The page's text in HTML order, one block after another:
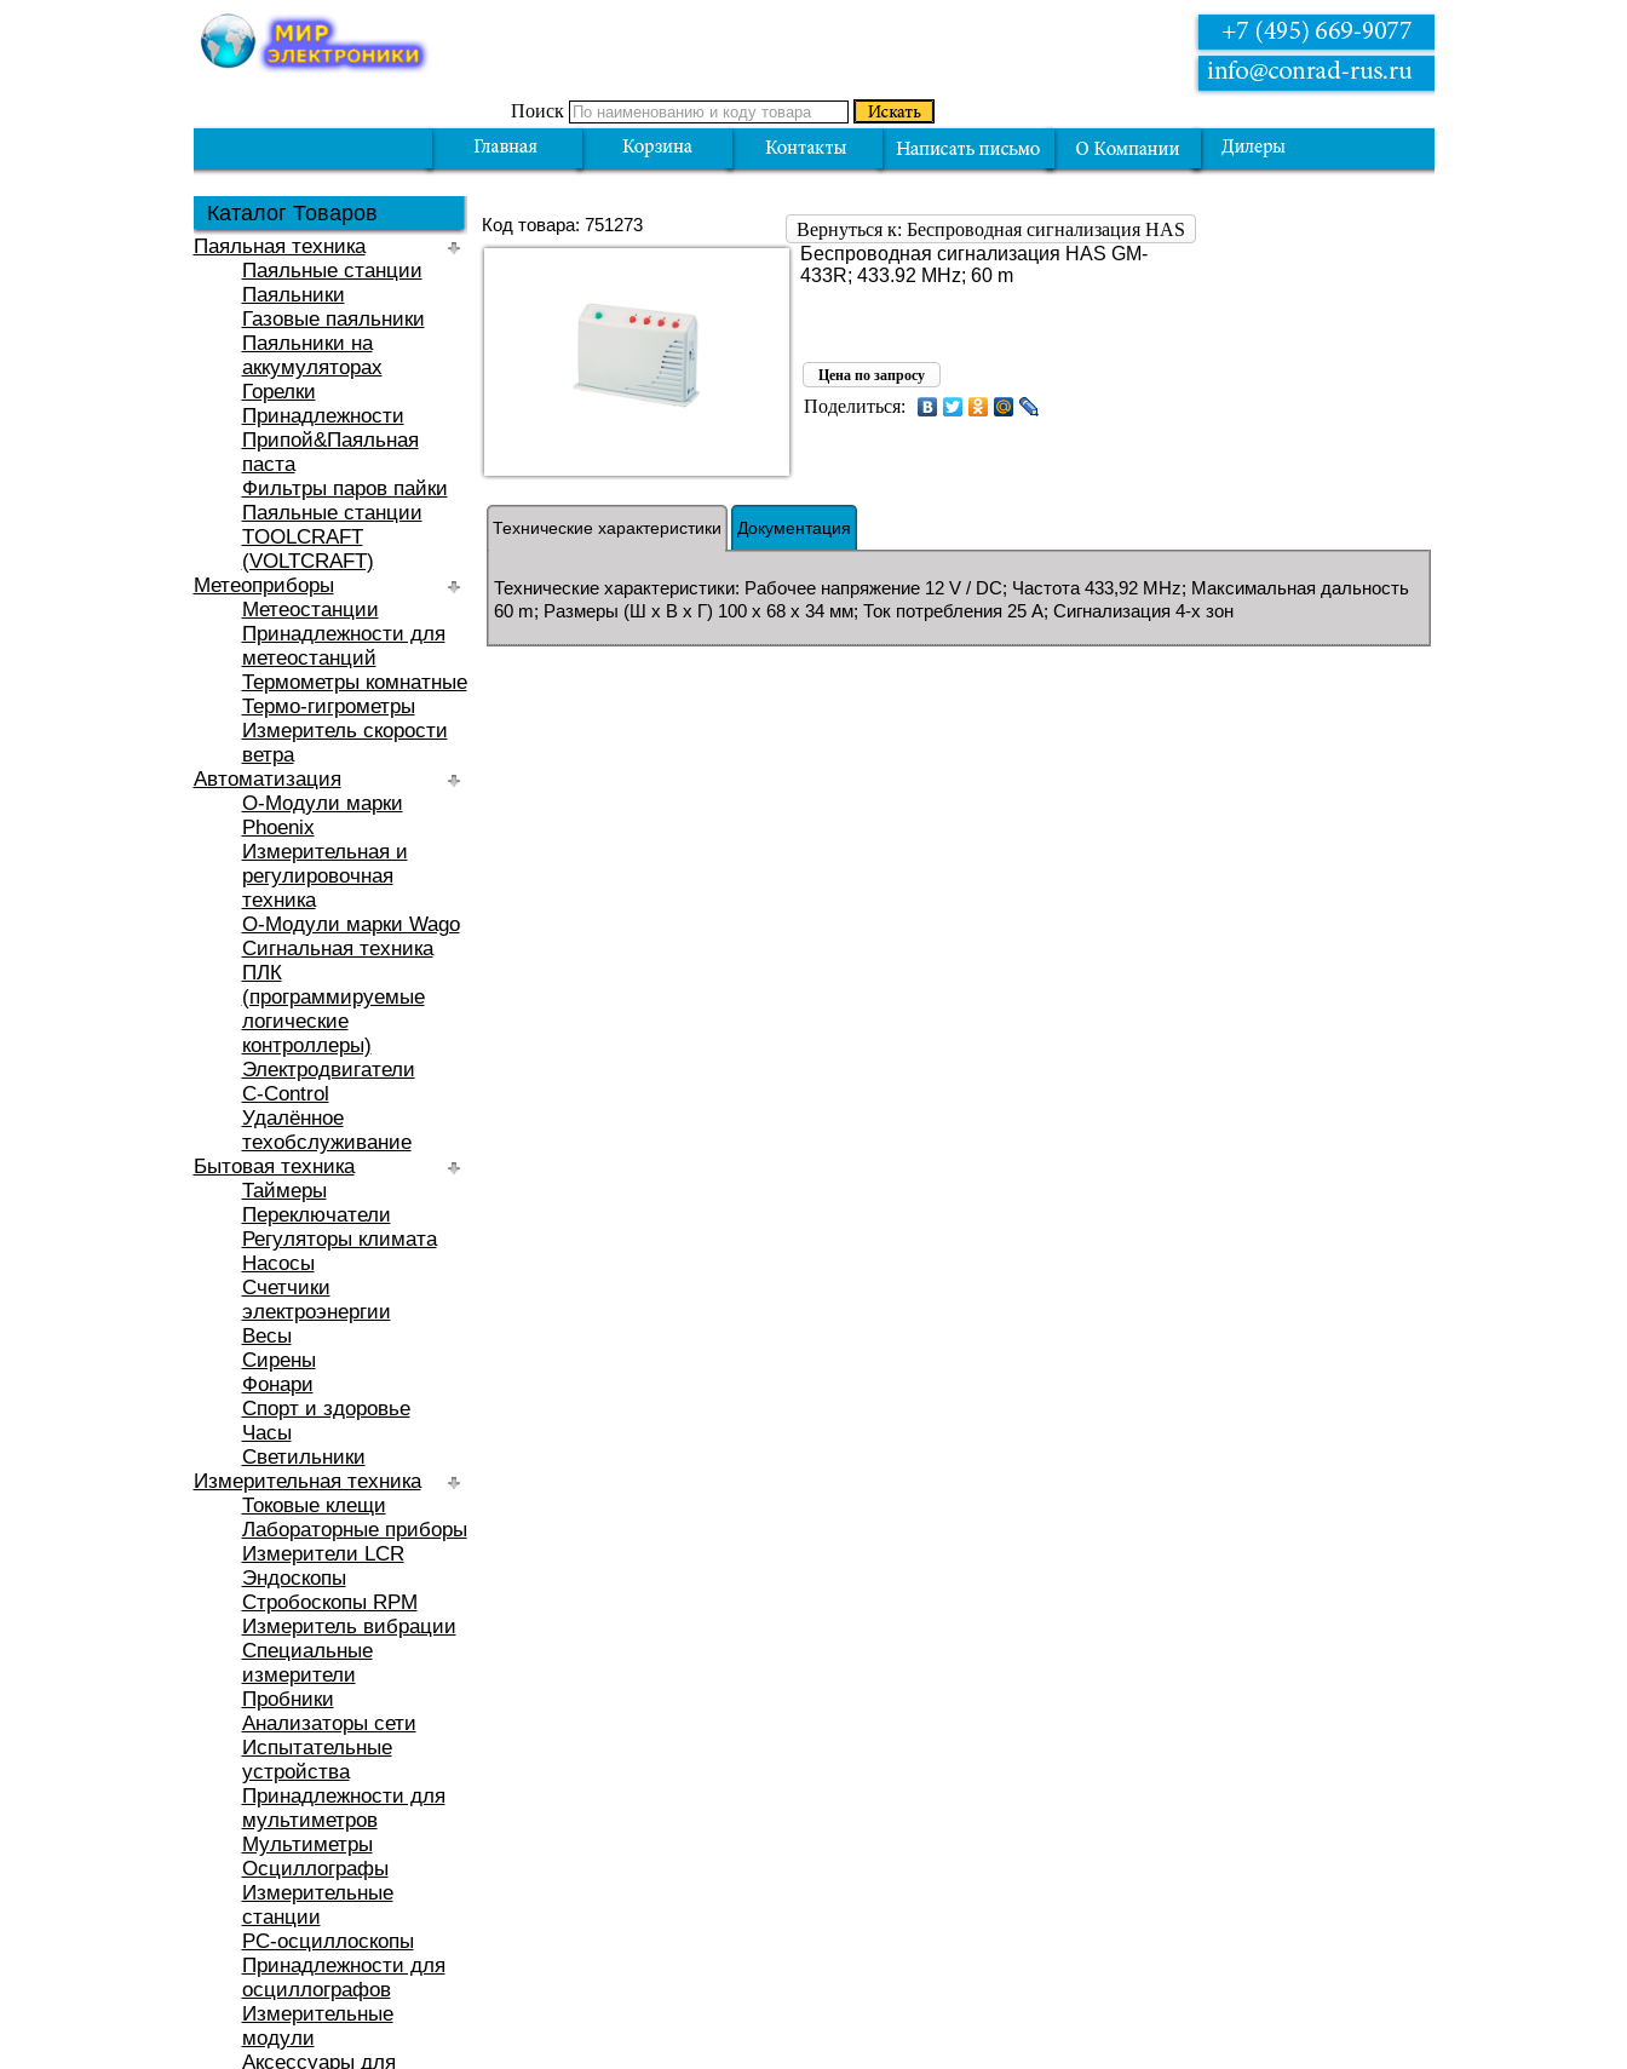
Поиск
Каталог Товаров
Паяльная техника
Паяльные станции
Паяльники
Газовые паяльники
Паяльники на
аккумуляторах
Горелки
Принадлежности
Припой&Паяльная
паста
Фильтры паров пайки
Паяльные станции
TOOLCRAFT
(VOLTCRAFT)
Метеоприборы
Метеостанции
Принадлежности для
метеостанций
Термометры комнатные
Термо-гигрометры
Измеритель скорости
ветра
Автоматизация
O-Модули марки
Phoenix
Измерительная и
регулировочная
техника
O-Модули марки Wago
Сигнальная техника
ПЛК
(программируемые
логические
контроллеры)
Электродвигатели
C-Control
Удалённое
техобслуживание
Бытовая техника
Таймеры
Переключатели
Регуляторы климата
Насосы
Счетчики
электроэнергии
Весы
Сирены
Фонари
Спорт и здоровье
Часы
Светильники
Измерительная техника
Токовые клещи
Лабораторные приборы
Измерители LCR
Эндоскопы
Стробоскопы RPM
Измеритель вибрации
Специальные
измерители
Пробники
Анализаторы сети
Испытательные
устройства
Принадлежности для
мультиметров
Мультиметры
Осциллографы
Измерительные
станции
РС-осциллоскопы
Принадлежности для
осциллографов
Измерительные
модули
Аксессуары для
Вернуться к: Беспроводная сигнализация HAS
Код товара: 751273
Беспроводная сигнализация HAS GM-
433R; 433.92 MHz; 60 m
Цена по запросу
Поделиться:
Технические характеристики Документация
Технические характеристики: Рабочее напряжение 12 V / DC; Частота 433,92 МHz; Максимальная дальность
60 m; Размеры (Ш х В х Г) 100 х 68 х 34 мм; Ток потребления 25 A; Сигнализация 4-х зон